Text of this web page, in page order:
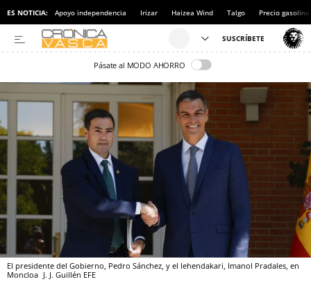
ES NOTICIA: Apoyo independencia Irizar Haizea Wind Talgo Precio gasolina
Pásate al MODO AHORRO
El presidente del Gobierno, Pedro Sánchez, y el lehendakari, Imanol Pradales, en
Moncloa J. J. Guillén EFE